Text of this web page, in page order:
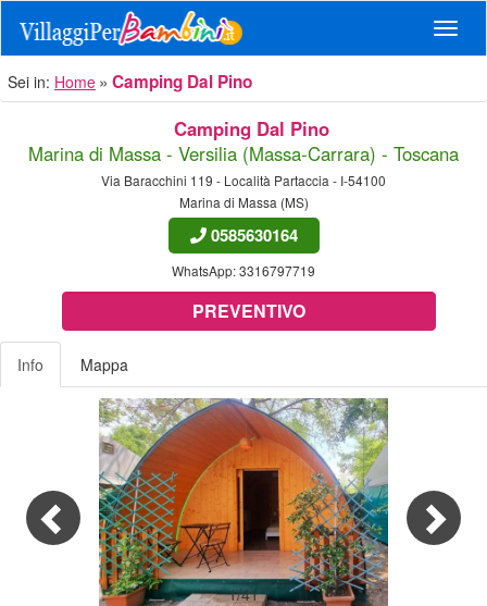
Sei in: Home Camping Dal Pino
Camping Dal Pino
Marina di Massa - Versilia (Massa-Carrara) - Toscana
Via Baracchini 119 - Località Partaccia - I-54100
Marina di Massa (MS)
0585630164
WhatsApp:3316797719
PREVENTIVO
Info Mappa
1/41
Previous